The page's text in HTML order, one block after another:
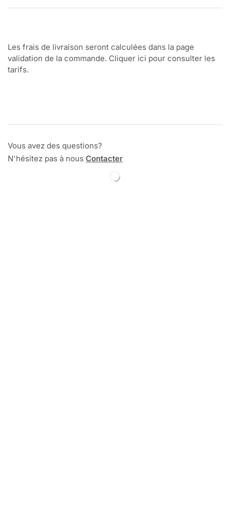
Les frais de livraison seront calculées dans la page
validation de la commande. Cliquer ici pour consulter les
tarifs.
Vous avez des questions?
N'hésitez pas à nous Contacter